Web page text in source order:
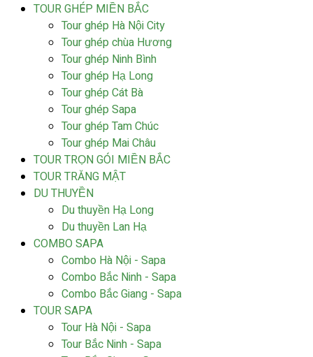
TOUR GHÉP MIỀN BẮC
Tour ghép Hà Nội City
Tour ghép chùa Hương
Tour ghép Ninh Bình
Tour ghép Hạ Long
Tour ghép Cát Bà
Tour ghép Sapa
Tour ghép Tam Chúc
Tour ghép Mai Châu
TOUR TRỌN GÓI MIỀN BẮC
TOUR TRĂNG MẬT
DU THUYỀN
Du thuyền Hạ Long
Du thuyền Lan Hạ
COMBO SAPA
Combo Hà Nội - Sapa
Combo Bắc Ninh - Sapa
Combo Bắc Giang - Sapa
TOUR SAPA
Tour Hà Nội - Sapa
Tour Bắc Ninh - Sapa